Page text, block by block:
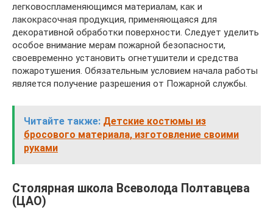
легковоспламеняющимся материалам, как и
лакокрасочная продукция, применяющаяся для
декоративной обработки поверхности. Следует уделить
особое внимание мерам пожарной безопасности,
своевременно установить огнетушители и средства
пожаротушения. Обязательным условием начала работы
является получение разрешения от Пожарной службы.
Читайте также: Детские костюмы из
бросового материала, изготовление своими
руками
Столярная школа Всеволода Полтавцева
(ЦАО)